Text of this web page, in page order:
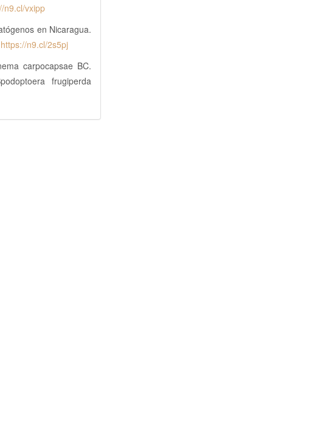
n9.cl/vxipp
en Nicaragua.
https://n9.cl/2s5pj
carpocapsae BC.
frugiperda